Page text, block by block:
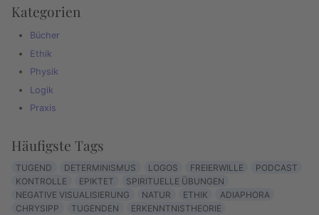
Kategorien
Bücher
Ethik
Physik
Logik
Praxis
Häufigste Tags
TUGEND DETERMINISMUS LOGOS FREIERWILLE
PODCAST
KONTROLLE
EPIKTET
SPIRITUELLE ÜBUNGEN
NEGATIVE VISUALISIERUNG
NATUR ETHIK
ADIAPHORA
CHRYSIPP
TUGENDEN
ERKENNTNISTHEORIE